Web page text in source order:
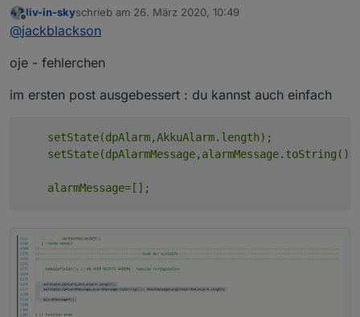
Nur das hier ist interessant:
AkkuMessage steht noch was.
Offline
liv-in-skyschrieb am 26. März 2020, 10:49
zuletzt editiert von
@jackblackson
oje - fehlerchen
im ersten post ausgebessert : du kannst auch einfach
    setState(dpAlarm,AkkuAlarm.length);